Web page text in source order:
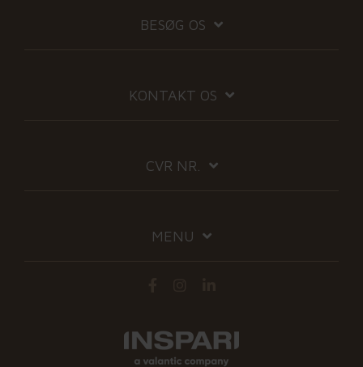
BESØG OS
KONTAKT OS
CVR NR.
MENU